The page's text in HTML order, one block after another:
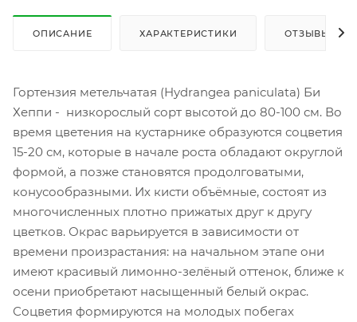
ОПИСАНИЕ ХАРАКТЕРИСТИКИ ОТЗЫВЫ (1)
Гортензия метельчатая (Hydrangea paniculata) Би
Хеппи - низкорослый сорт высотой до 80-100 см. Во
время цветения на кустарнике образуются соцветия
15-20 см, которые в начале роста обладают округлой
формой, а позже становятся продолговатыми,
конусообразными. Их кисти объёмные, состоят из
многочисленных плотно прижатых друг к другу
цветков. Окрас варьируется в зависимости от
времени произрастания: на начальном этапе они
имеют красивый лимонно-зелёный оттенок, ближе к
осени приобретают насыщенный белый окрас.
Соцветия формируются на молодых побегах